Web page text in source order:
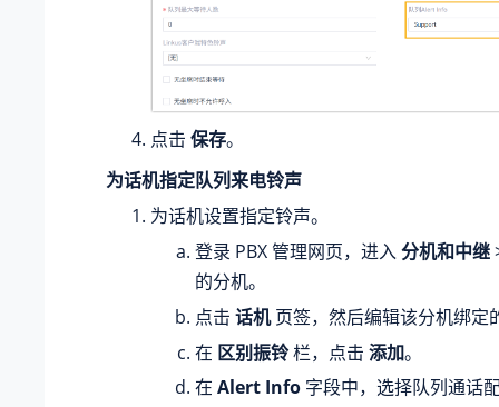
点击 保存。
为话机指定队列来电铃声
为话机设置指定铃声。
登录 PBX 管理网页，进入分机和中继
的分机。
点击 话机页签，然后编辑该分机绑定
在 区别振铃栏，点击 添加。
在 Alert Info 字段中，选择队列通话